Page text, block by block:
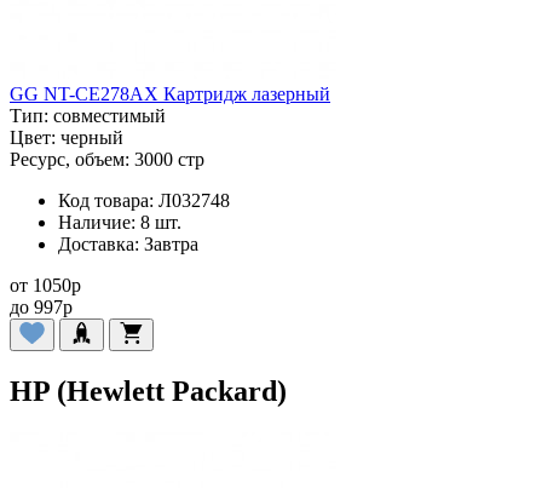
GG NT-CE278AX Картридж лазерный
Тип: совместимый
Цвет: черный
Ресурс, объем: 3000 стр
Код товара: Л032748
Наличие: 8 шт.
Доставка: Завтра
от 1050p
до 997p
HP (Hewlett Packard)